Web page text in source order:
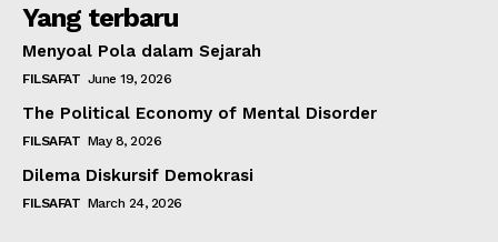
Yang terbaru
Menyoal Pola dalam Sejarah
FILSAFAT June 19, 2026
The Political Economy of Mental Disorder
FILSAFAT May 8, 2026
Dilema Diskursif Demokrasi
FILSAFAT March 24, 2026